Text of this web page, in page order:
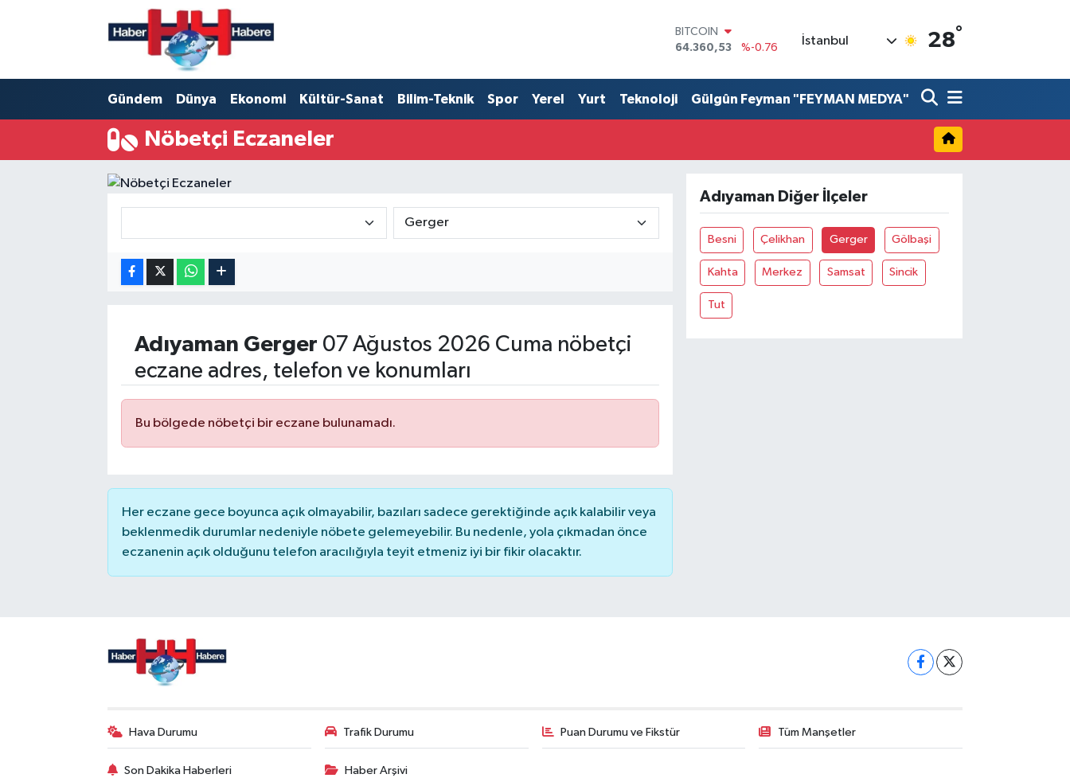
BITCOIN
64.360,53
%-0.76
47,7069
%0.17
EURO
GRAM ALTIN
BİST100
%64
İstanbul 28°
Gündem Dünya Ekonomi Kültür-Sanat Bilim-Teknik Spor Yerel Yurt Teknoloji Gülgûn Feyman "FEYMAN MEDYA"
Nöbetçi Eczaneler
Adıyaman Gerger 07 Ağustos 2026 Cuma nöbetçi
eczane adres, telefon ve konumları
Bu bölgede nöbetçi bir eczane bulunamadı.
Her eczane gece boyunca açık olmayabilir, bazıları sadece gerektiğinde açık kalabilir veya
beklenmedik durumlar nedeniyle nöbete gelemeyebilir. Bu nedenle, yola çıkmadan önce
eczanenin açık olduğunu telefon aracılığıyla teyit etmeniz iyi bir fikir olacaktır.
Adıyaman Diğer İlçeler
Besni Çelikhan Gerger Gölbaşi
Kahta Merkez Samsat Sincik
Tut
Hava Durumu Trafik Durumu Puan Durumu ve Fikstür Tüm Manşetler
Son Dakika Haberleri Haber Arşivi
Trafik Durumu
Süper Lig Puan Durumu ve Fikstür
Tüm Manşetler